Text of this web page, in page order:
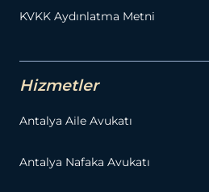
KVKK Aydınlatma Metni
Hizmetler
Antalya Aile Avukatı
Antalya Nafaka Avukatı